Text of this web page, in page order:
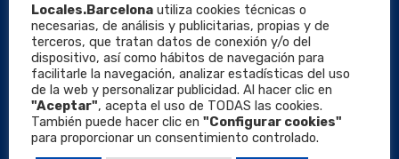
Locales Barcelona
Locales.Barcelona utiliza cookies técnicas o
necesarias, de análisis y publicitarias, propias y de
terceros, que tratan datos de conexión y/o del
dispositivo, así como hábitos de navegación para
facilitarle la navegación, analizar estadísticas del uso
de la web y personalizar publicidad. Al hacer clic en
"Aceptar", acepta el uso de TODAS las cookies.
También puede hacer clic en "Configurar cookies"
para proporcionar un consentimiento controlado.